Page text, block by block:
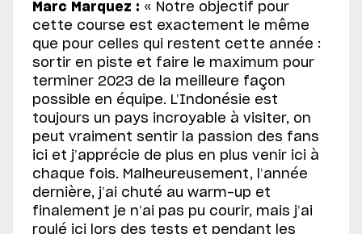
Marc Marquez : « Notre objectif pour
cette course est exactement le même
que pour celles qui restent cette année :
sortir en piste et faire le maximum pour
terminer 2023 de la meilleure façon
possible en équipe. L’Indonésie est
toujours un pays incroyable à visiter, on
peut vraiment sentir la passion des fans
ici et j’apprécie de plus en plus venir ici à
chaque fois. Malheureusement, l’année
dernière, j’ai chuté au warm-up et
finalement je n’ai pas pu courir, mais j’ai
roulé ici lors des tests et pendant les